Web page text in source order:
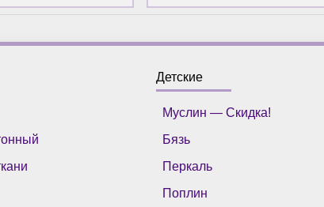
Детские
Муслин — Скидка!
Бязь
Перкаль
Поплин